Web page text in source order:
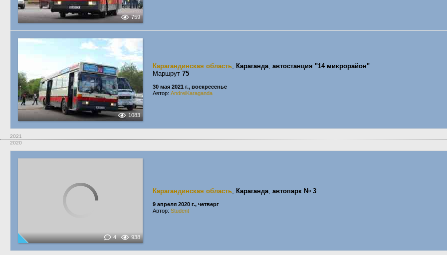
759
1083
Карагандинская область, Караганда, автостанция "14 микрорайон"
Маршрут 75
30 мая 2021 г., воскресенье
Автор: AndreiKaraganda
2021
2020
4 938
Карагандинская область, Караганда, автопарк № 3
9 апреля 2020 г., четверг
Автор: Student